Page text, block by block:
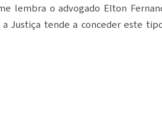
lembra o advogado Elton
Justiça tende a conceder este